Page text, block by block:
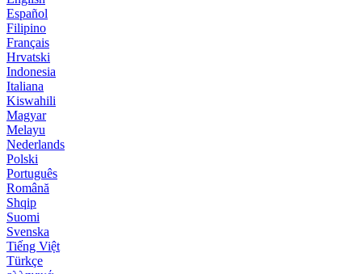
Español
Filipino
Français
Hrvatski
Indonesia
Italiana
Kiswahili
Magyar
Melayu
Nederlands
Polski
Português
Română
Shqip
Suomi
Svenska
Tiếng Việt
Türkçe